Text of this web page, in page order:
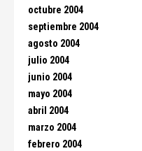
octubre 2004
septiembre 2004
agosto 2004
julio 2004
junio 2004
mayo 2004
abril 2004
marzo 2004
febrero 2004